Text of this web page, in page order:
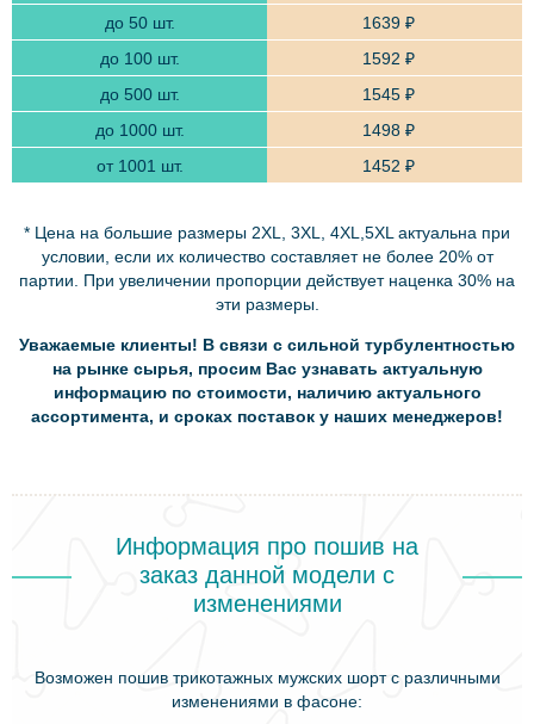
1639 ₽
1592 ₽
1545 ₽
1498 ₽
1452 ₽
* Цена на большие размеры 2XL, 3XL, 4XL,5XL актуальна при
условии, если их количество составляет не более 20% от
партии. При увеличении пропорции действует наценка 30% на
эти размеры.
Уважаемые клиенты! В связи с сильной турбулентностью
на рынке сырья, просим Вас узнавать актуальную
информацию по стоимости, наличию актуального
ассортимента, и сроках поставок у наших менеджеров!
Информация про пошив на
заказ данной модели с
изменениями
Возможен пошив трикотажных мужских шорт с различными
изменениями в фасоне: